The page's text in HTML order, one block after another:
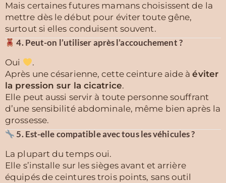
Mais certaines futures mamans choisissent de la
mettre dès le début pour éviter toute gêne,
surtout si elles conduisent souvent.
4. Peut-on l’utiliser après l’accouchement ?
Oui
.
Après une césarienne, cette ceinture aide àéviter
la pression sur la cicatrice.
Elle peut aussi servir à toute personne souffrant
d’une sensibilité abdominale, même bien après la
grossesse.
5. Est-elle compatible avec tous les véhicules ?
La plupart du temps oui.
Elle s’installe sur les sièges avant et arrière
équipés de ceintures trois points, sans outil